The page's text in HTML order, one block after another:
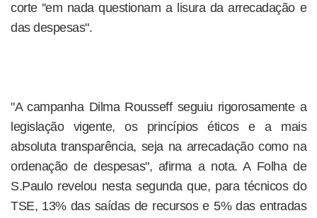
corte ''em nada questionam a lisura da arrecadação e
das despesas".
"A campanha Dilma Rousseff seguiu rigorosamente a
legislação vigente, os princípios éticos e a mais
absoluta transparência, seja na arrecadação como na
ordenação de despesas", afirma a nota. A Folha de
S.Paulo revelou nesta segunda que, para técnicos do
TSE, 13% das saídas de recursos e 5% das entradas